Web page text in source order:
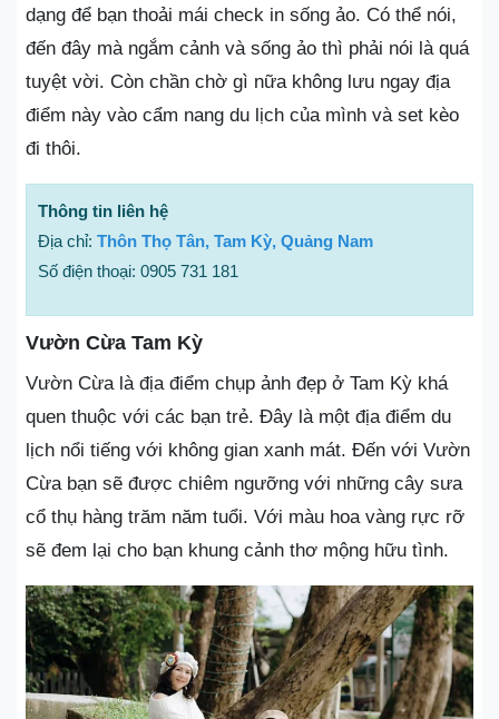
dạng để bạn thoải mái check in sống ảo. Có thể nói,
đến đây mà ngắm cảnh và sống ảo thì phải nói là quá
tuyệt vời. Còn chần chờ gì nữa không lưu ngay địa
điểm này vào cẩm nang du lịch của mình và set kèo
đi thôi.
Thông tin liên hệ
Địa chỉ: Thôn Thọ Tân, Tam Kỳ, Quảng Nam
Số điện thoại: 0905 731 181
Vườn Cừa Tam Kỳ
Vườn Cừa là địa điểm chụp ảnh đẹp ở Tam Kỳ khá
quen thuộc với các bạn trẻ. Đây là một địa điểm du
lịch nổi tiếng với không gian xanh mát. Đến với Vườn
Cừa bạn sẽ được chiêm ngưỡng với những cây sưa
cổ thụ hàng trăm năm tuổi. Với màu hoa vàng rực rỡ
sẽ đem lại cho bạn khung cảnh thơ mộng hữu tình.